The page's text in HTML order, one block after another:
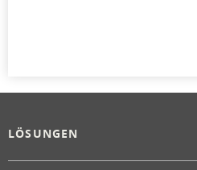
LÖSUNGEN